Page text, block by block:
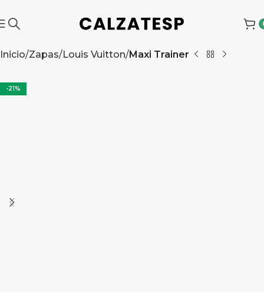
Inicio Zapas Louis Vuitton Maxi Trainer
-21%